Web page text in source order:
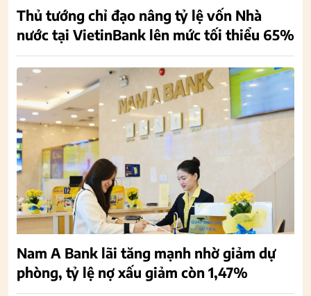
Thủ tướng chỉ đạo nâng tỷ lệ vốn Nhà
nước tại VietinBank lên mức tối thiểu 65%
Nam A Bank lãi tăng mạnh nhờ giảm dự
phòng, tỷ lệ nợ xấu giảm còn 1,47%